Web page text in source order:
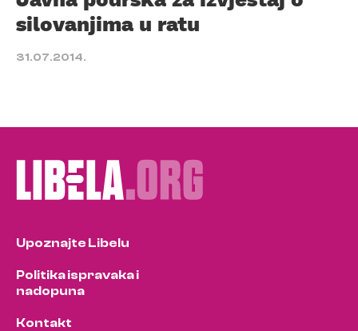
silovanjima u ratu
31.07.2014.
Upoznajte Libelu
Politika ispravaka i
nadopuna
Kontakt